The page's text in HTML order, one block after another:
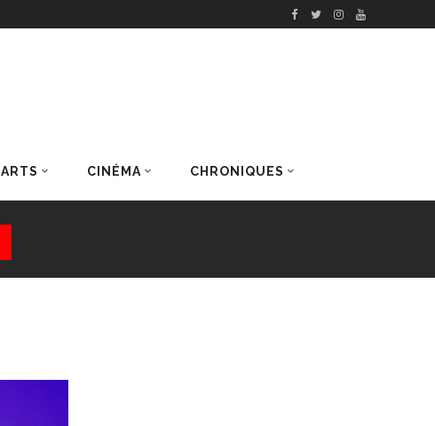
ARTS CINÉMA CHRONIQUES
DERNIERS ARTICLES